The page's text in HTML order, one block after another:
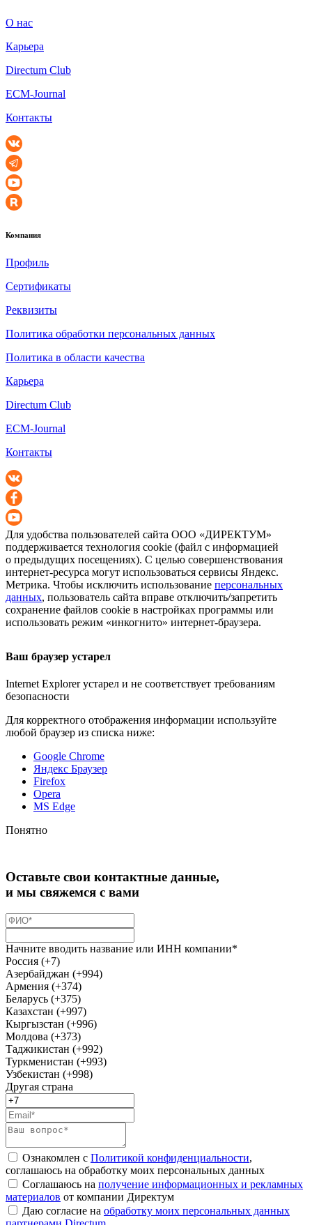
О нас
Карьера
Directum Club
ECM-Journal
Контакты
Компания
Профиль
Сертификаты
Реквизиты
Политика обработки персональных данных
Политика в области качества
Карьера
Directum Club
ECM-Journal
Контакты
Для удобства пользователей сайта ООО «ДИРЕКТУМ»
поддерживается технология cookie (файл с информацией
о предыдущих посещениях). С целью совершенствования
интернет-ресурса могут использоваться сервисы Яндекс.
Метрика. Чтобы исключить использование персональных
данных, пользователь сайта вправе отключить/запретить
сохранение файлов cookie в настройках программы или
использовать режим «инкогнито» интернет-браузера.
Ваш браузер устарел
Internet Explorer устарел и не соответствует требованиям
безопасности
Для корректного отображения информации используйте
любой браузер из списка ниже:
Google Chrome
Яндекс Браузер
Firefox
Opera
MS Edge
Понятно
Оставьте свои контактные данные,
и мы свяжемся с вами
Начните вводить название или ИНН компании*
Россия (+7)
Азербайджан (+994)
Армения (+374)
Беларусь (+375)
Казахстан (+997)
Кыргызстан (+996)
Молдова (+373)
Таджикистан (+992)
Туркменистан (+993)
Узбекистан (+998)
Другая страна
Ознакомлен с Политикой конфиденциальности,
соглашаюсь на обработку моих персональных данных
Соглашаюсь на получение информационных и рекламных
материалов от компании Директум
Даю согласие на обработку моих персональных данных